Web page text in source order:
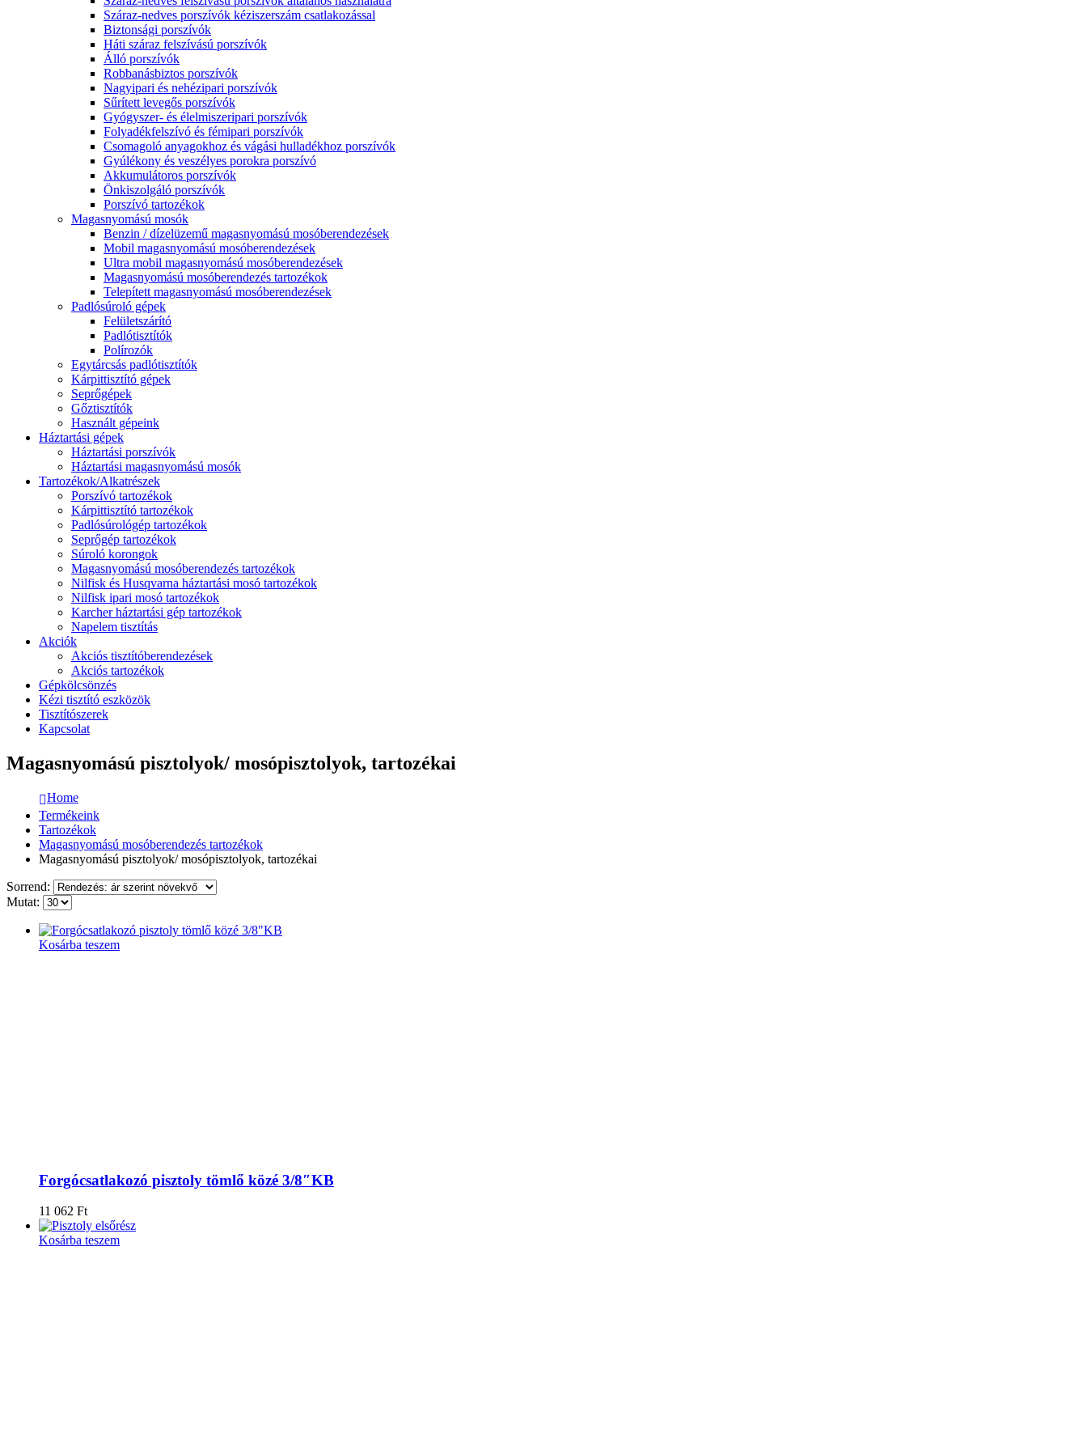
Száraz-nedves porszívók kéziszerszám csatlakozással
Biztonsági porszívók
Háti száraz felszívású porszívók
Álló porszívók
Robbanásbiztos porszívók
Nagyipari és nehézipari porszívók
Sűrített levegős porszívók
Gyógyszer- és élelmiszeripari porszívók
Folyadékfelszívó és fémipari porszívók
Csomagoló anyagokhoz és vágási hulladékhoz porszívók
Gyúlékony és veszélyes porokra porszívó
Akkumulátoros porszívók
Önkiszolgáló porszívók
Porszívó tartozékok
Magasnyomású mosók
Benzin / dízelüzemű magasnyomású mosóberendezések
Mobil magasnyomású mosóberendezések
Ultra mobil magasnyomású mosóberendezések
Magasnyomású mosóberendezés tartozékok
Telepített magasnyomású mosóberendezések
Padlósúroló gépek
Felületszárító
Padlótisztítók
Polírozók
Egytárcsás padlótisztítók
Kárpittisztító gépek
Seprőgépek
Gőztisztítók
Használt gépeink
Háztartási gépek
Háztartási porszívók
Háztartási magasnyomású mosók
Tartozékok/Alkatrészek
Porszívó tartozékok
Kárpittisztító tartozékok
Padlósúrológép tartozékok
Seprőgép tartozékok
Súroló korongok
Magasnyomású mosóberendezés tartozékok
Nilfisk és Husqvarna háztartási mosó tartozékok
Nilfisk ipari mosó tartozékok
Karcher háztartási gép tartozékok
Napelem tisztítás
Akciók
Akciós tisztítóberendezések
Akciós tartozékok
Gépkölcsönzés
Kézi tisztító eszközök
Tisztítószerek
Kapcsolat
Magasnyomású pisztolyok/ mosópisztolyok, tartozékai
Home
Termékeink
Tartozékok
Magasnyomású mosóberendezés tartozékok
Magasnyomású pisztolyok/ mosópisztolyok, tartozékai
Sorrend:
Mutat:
Kosárba teszem
Forgócsatlakozó pisztoly tömlő közé 3/8″KB
11 062 Ft
Kosárba teszem